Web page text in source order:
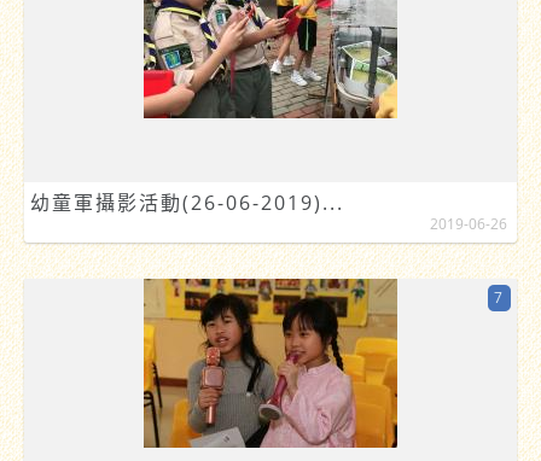
幼童軍攝影活動(26-06-2019)...
2019-06-26
7